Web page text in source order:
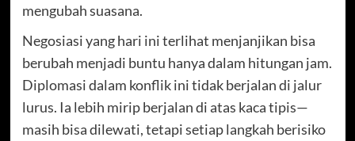
mengubah suasana.
Negosiasi yang hari ini terlihat menjanjikan bisa
berubah menjadi buntu hanya dalam hitungan jam.
Diplomasi dalam konflik ini tidak berjalan di jalur
lurus. Ia lebih mirip berjalan di atas kaca tipis—
masih bisa dilewati, tetapi setiap langkah berisiko